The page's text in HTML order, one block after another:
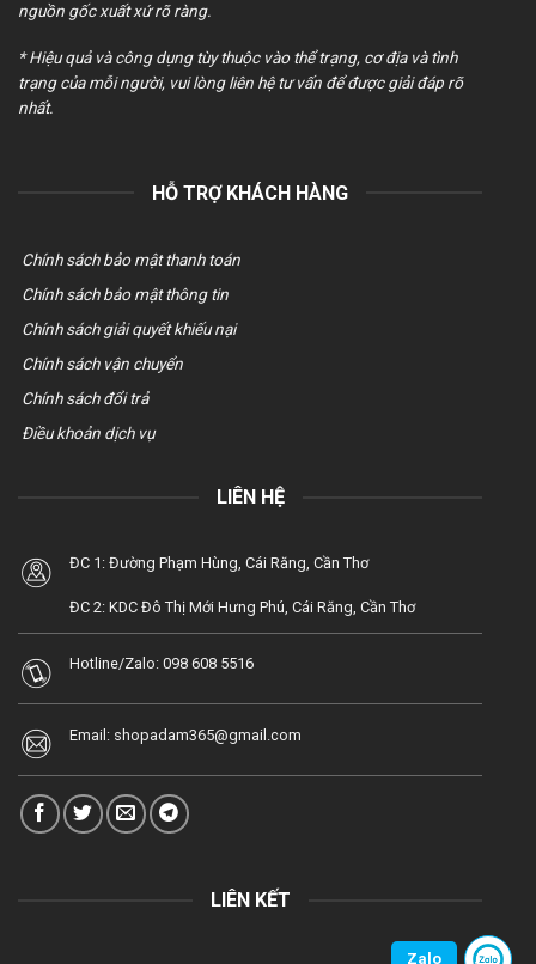
nguồn gốc xuất xứ rõ ràng.
* Hiệu quả và công dụng tùy thuộc vào thể trạng, cơ địa và tình
trạng của mỗi người, vui lòng liên hệ tư vấn để được giải đáp rõ
nhất.
HỖ TRỢ KHÁCH HÀNG
Chính sách bảo mật thanh toán
Chính sách bảo mật thông tin
Chính sách giải quyết khiếu nại
Chính sách vận chuyển
Chính sách đổi trả
Điều khoản dịch vụ
LIÊN HỆ
ĐC 1: Đường Phạm Hùng, Cái Răng, Cần Thơ
ĐC 2: KDC Đô Thị Mới Hưng Phú, Cái Răng, Cần Thơ
Hotline/Zalo: 098 608 5516
Email: shopadam365@gmail.com
LIÊN KẾT
Zalo